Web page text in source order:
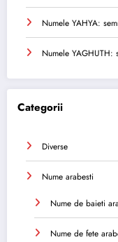
Numele YAHYA:
Numele YAGHUTH:
Categorii
Diverse
Nume arabesti
Nume de baieti
Nume de fete